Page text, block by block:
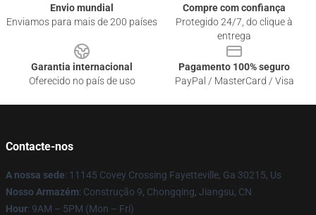
Envio mundial
Enviamos para mais de 200 países
Compre com confiança
Protegido 24/7, do clique à
entrega
Garantia internacional
Oferecido no país de uso
Pagamento 100% seguro
PayPal / MasterCard / Visa
Contacte-nos
A nossa sede: 11145 Covey Crossing Fayetteville, Ga 30215, Us
Nosso Armazém: Construção 9, Chongqing, Jiangsu, CN
Hour: 9AM – 5PM (Mon – Fri)